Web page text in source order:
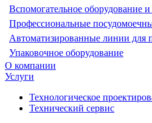
Вспомогательное оборудование
Профессиональные
Автоматизированные линии для
Упаковочное оборудование
О компании
Услуги
Технологическое
Технический сервис